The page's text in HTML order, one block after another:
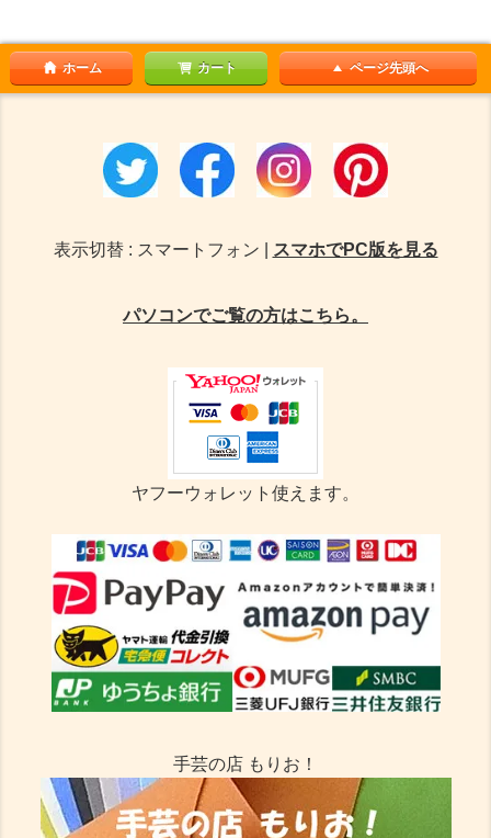
ホーム カート ページ先頭へ
表示切替 : スマートフォン | スマホでPC版を見る
パソコンでご覧の方はこちら。
ヤフーウォレット使えます。
手芸の店 もりお！